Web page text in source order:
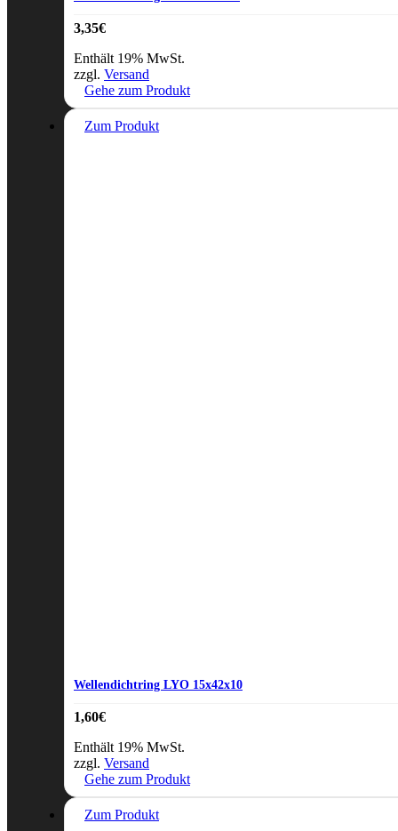
3,35€
Enthält 19% MwSt.
zzgl. Versand
Gehe zum Produkt
Zum Produkt
Wellendichtring LYO 15x42x10
1,60€
Enthält 19% MwSt.
zzgl. Versand
Gehe zum Produkt
Zum Produkt